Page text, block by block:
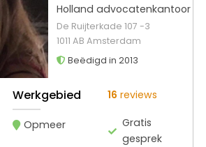
Holland advocatenkantoor
De Ruijterkade 107 -3
1011 AB Amsterdam
Beëdigd in 2013
Werkgebied
Opmeer
16 reviews
Gratis
gesprek